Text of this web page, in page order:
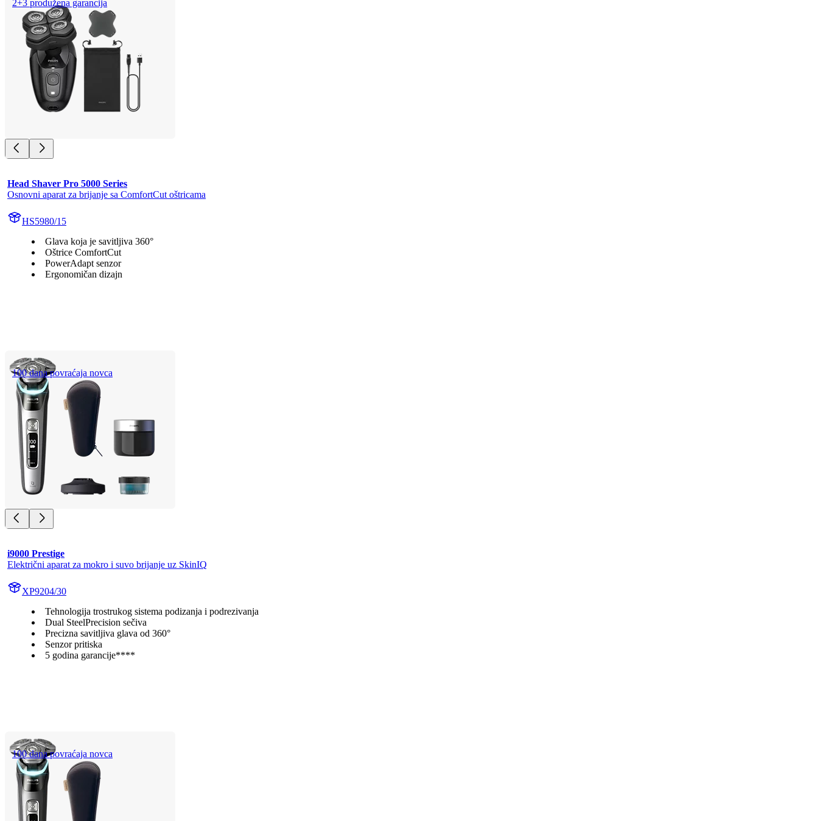
2+3 produžena garancija
Head Shaver Pro 5000 Series
Osnovni aparat za brijanje sa ComfortCut oštricama
HS5980/15
Glava koja je savitljiva 360°
Oštrice ComfortCut
PowerAdapt senzor
Ergonomičan dizajn
100 dana povraćaja novca
i9000 Prestige
Električni aparat za mokro i suvo brijanje uz SkinIQ
XP9204/30
Tehnologija trostrukog sistema podizanja i podrezivanja
Dual SteelPrecision sečiva
Precizna savitljiva glava od 360°
Senzor pritiska
5 godina garancije****
100 dana povraćaja novca